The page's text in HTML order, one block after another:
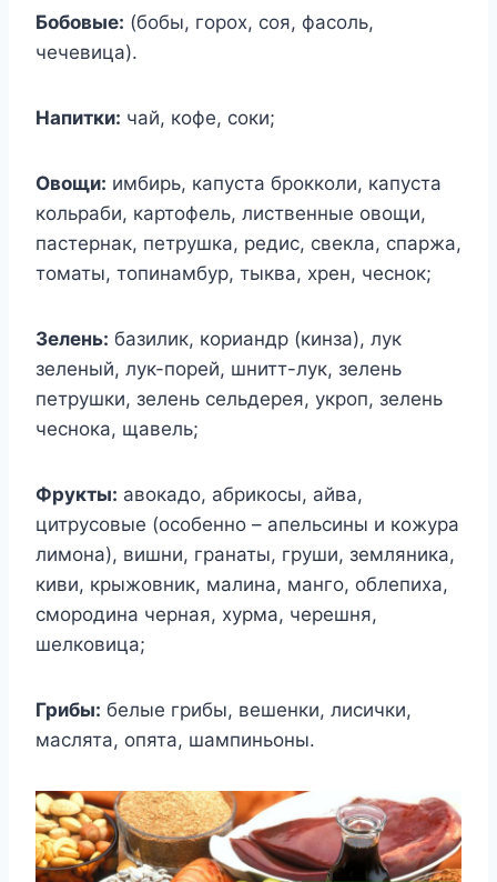
Бобовые: (бобы, горох, соя, фасоль,
чечевица).
Напитки: чай, кофе, соки;
Овощи: имбирь, капуста брокколи, капуста
кольраби, картофель, лиственные овощи,
пастернак, петрушка, редис, свекла, спаржа,
томаты, топинамбур, тыква, хрен, чеснок;
Зелень: базилик, кориандр (кинза), лук
зеленый, лук-порей, шнитт-лук, зелень
петрушки, зелень сельдерея, укроп, зелень
чеснока, щавель;
Фрукты: авокадо, абрикосы, айва,
цитрусовые (особенно – апельсины и кожура
лимона), вишни, гранаты, груши, земляника,
киви, крыжовник, малина, манго, облепиха,
смородина черная, хурма, черешня,
шелковица;
Грибы: белые грибы, вешенки, лисички,
маслята, опята, шампиньоны.